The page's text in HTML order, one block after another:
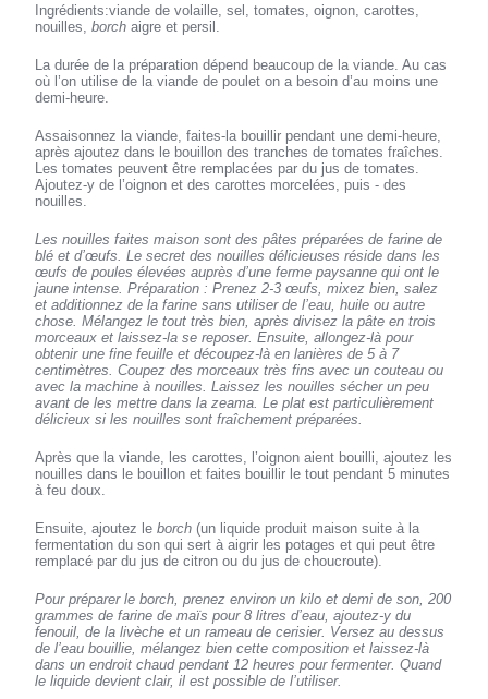
Ingrédients:viande de volaille, sel, tomates, oignon, carottes,
nouilles,borch aigre et persil.
La durée de la préparation dépend beaucoup de la viande. Au cas
où l’on utilise de la viande de poulet on a besoin d’au moins une
demi-heure.
Assaisonnez la viande, faites-la bouillir pendant une demi-heure,
après ajoutez dans le bouillon des tranches de tomates fraîches.
Les tomates peuvent être remplacées par du jus de tomates.
Ajoutez-y de l’oignon et des carottes morcelées, puis - des
nouilles.
Les nouilles faites maison sont des pâtes préparées de farine de
blé et d’œufs. Le secret des nouilles délicieuses réside dans les
œufs de poules élevées auprès d’une ferme paysanne qui ont le
jaune intense. Préparation : Prenez 2-3 œufs, mixez bien, salez
et additionnez de la farine sans utiliser de l’eau, huile ou autre
chose. Mélangez le tout très bien, après divisez la pâte en trois
morceaux et laissez-la se reposer. Ensuite, allongez-là pour
obtenir une fine feuille et découpez-là en lanières de 5 à 7
centimètres. Coupez des morceaux très fins avec un couteau ou
avec la machine à nouilles. Laissez les nouilles sécher un peu
avant de les mettre dans la zeama. Le plat est particulièrement
délicieux si les nouilles sont fraîchement préparées.
Après que la viande, les carottes, l’oignon aient bouilli, ajoutez les
nouilles dans le bouillon et faites bouillir le tout pendant 5 minutes
à feu doux.
Ensuite, ajoutez leborch (un liquide produit maison suite à la
fermentation du son qui sert à aigrir les potages et qui peut être
remplacé par du jus de citron ou du jus de choucroute).
Pour préparer leborch , prenez environ un kilo et demi de son, 200
grammes de farine de maïs pour 8 litres d’eau, ajoutez-y du
fenouil, de la livèche et un rameau de cerisier. Versez au dessus
de l’eau bouillie, mélangez bien cette composition et laissez-là
dans un endroit chaud pendant 12 heures pour fermenter. Quand
le liquide devient clair, il est possible de l’utiliser.